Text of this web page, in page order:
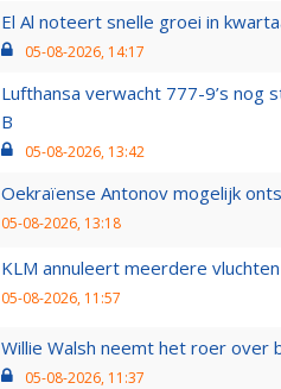
El Al noteert snelle groei in
05-08-2026, 14:17
Lufthansa verwacht 777-9’s nog
B
05-08-2026, 13:42
Oekraïense Antonov mogelijk
05-08-2026, 13:18
KLM annuleert meerdere
05-08-2026, 11:57
Willie Walsh neemt het roer over
05-08-2026, 11:37